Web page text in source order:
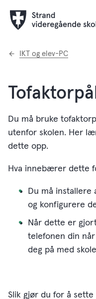
Du
IKT og elev-PC
Du må bruke
utenfor skolen. Her
dette opp.
Hva innebærer dette
Du må
og konfigurere
Når dette er
telefonen din
deg på med
Slik gjør du for å